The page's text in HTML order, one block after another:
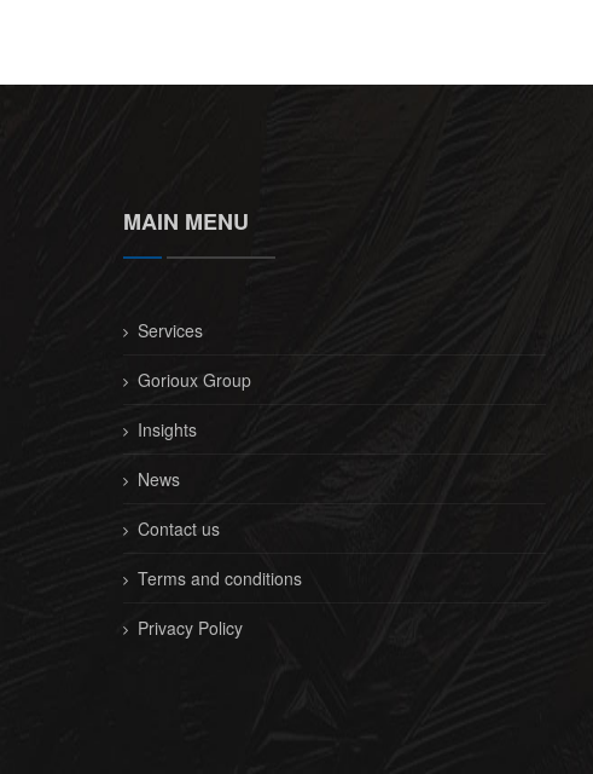
MAIN MENU
Services
Gorioux Group
Insights
News
Contact us
Terms and conditions
Privacy Policy